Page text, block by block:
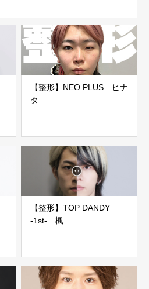
【整形】NEO PLUS ヒナ
タ
【整形】TOP DANDY
-1st- 楓